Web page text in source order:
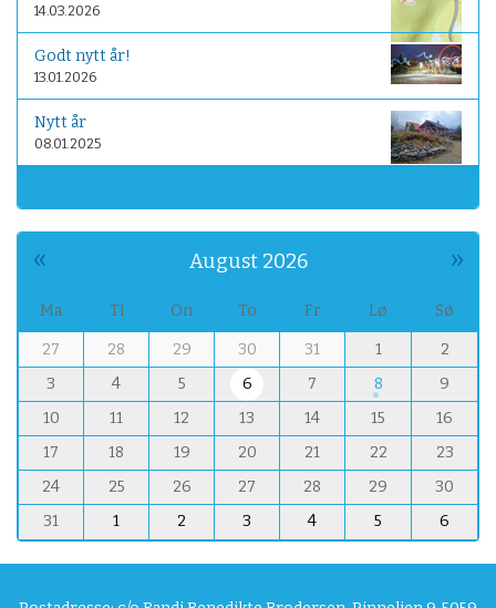
14.03.2026
Godt nytt år!
13.01.2026
Nytt år
08.01.2025
« August 2026 »
o
h
Ma Ti On To Fr Lø Sø
27 28 29 30 31 1
2
3
4 5 6 7 8
9
10
11 12 13 14 15
16
17
18 19 20 21 22
23
24
25 26 27 28 29
30
31
1 2 3 4 5 6